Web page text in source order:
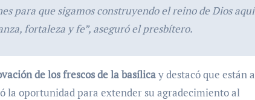
para que sigamos construyendo el reino de Dios aquí
fortaleza y fe”, aseguró el presbítero.
de los frescos de la basílicay destacó que están a
la oportunidad para extender su agradecimiento al